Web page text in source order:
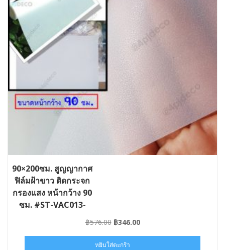
90×200ซม. สูญญากาศ
ฟิล์มฝ้าขาว ติดกระจก
กรองแสง หน้ากว้าง 90
ซม. #ST-VAC013-
฿576.00 Original
was:
฿346.00Current
หยิบใส่ตะกร้า